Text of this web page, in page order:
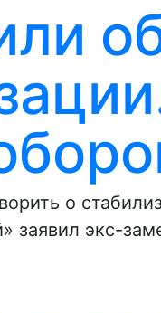
о
заявил экс-